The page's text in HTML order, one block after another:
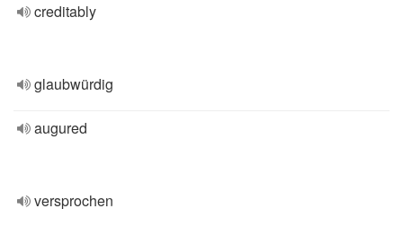
creditably
glaubwürdig
augured
versprochen